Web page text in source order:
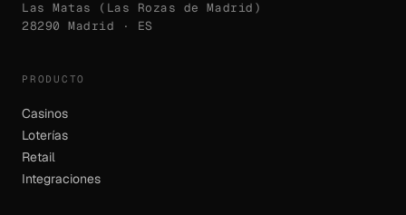
Las Matas (Las Rozas de Madrid)
28290 Madrid · ES
PRODUCTO
Casinos
Loterías
Retail
Integraciones